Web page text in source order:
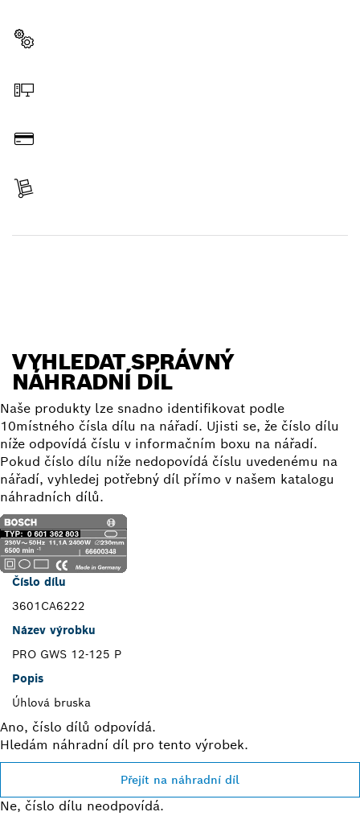
VYHLEDAT SPRÁVNÝ
NÁHRADNÍ DÍL
Naše produkty lze snadno identifikovat podle
10místného čísla dílu na nářadí. Ujisti se, že číslo dílu
níže odpovídá číslu v informačním boxu na nářadí.
Pokud číslo dílu níže nedopovídá číslu uvedenému na
nářadí, vyhledej potřebný díl přímo v našem katalogu
náhradních dílů.
Číslo dílu
3601CA6222
Název výrobku
PRO GWS 12-125 P
Popis
Úhlová bruska
Ano, číslo dílů odpovídá.
Hledám náhradní díl pro tento výrobek.
Přejít na náhradní díl
Ne, číslo dílu neodpovídá.